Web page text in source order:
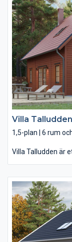
planlösning och
med ryggåstak,
er härligt
ni aldrig bråka om
plats i hallen och
vid ert sovrum.
Villa Talludden
1,5-plan | 6 rum
Villa Talludden är
redan i entrén. Du
utan att behöva ta
badrummet –
kommer in i
med helglasade
övervåningen blir
och ta det lugnt.